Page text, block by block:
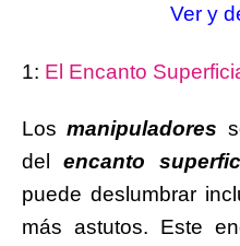
Ver y
1: El Encanto
Losmanipuladores
delencanto
puede deslumbrar
más astutos. Este